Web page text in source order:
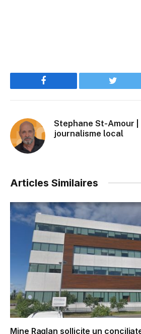
Facebook Twitter
Stephane St-Amour
journalisme local
Articles Similaires
Mine Raglan sollicite un